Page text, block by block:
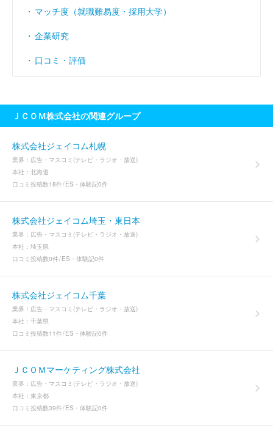
マッチ度（就職難易度・採用大学）
企業研究
口コミ・評価
ＪＣＯＭ株式会社の関連グループ
株式会社ジェイコム札幌
業界： 広告・マスコミ(テレビ・ラジオ・放送)
本社： 北海道
口コミ投稿数18件 ES・体験記0件
株式会社ジェイコム埼玉・東日本
業界： 広告・マスコミ(テレビ・ラジオ・放送)
本社： 埼玉県
口コミ投稿数0件 ES・体験記0件
株式会社ジェイコム千葉
業界： 広告・マスコミ(テレビ・ラジオ・放送)
本社： 千葉県
口コミ投稿数11件 ES・体験記0件
ＪＣＯＭマーケティング株式会社
業界： 広告・マスコミ(テレビ・ラジオ・放送)
本社： 東京都
口コミ投稿数39件 ES・体験記0件